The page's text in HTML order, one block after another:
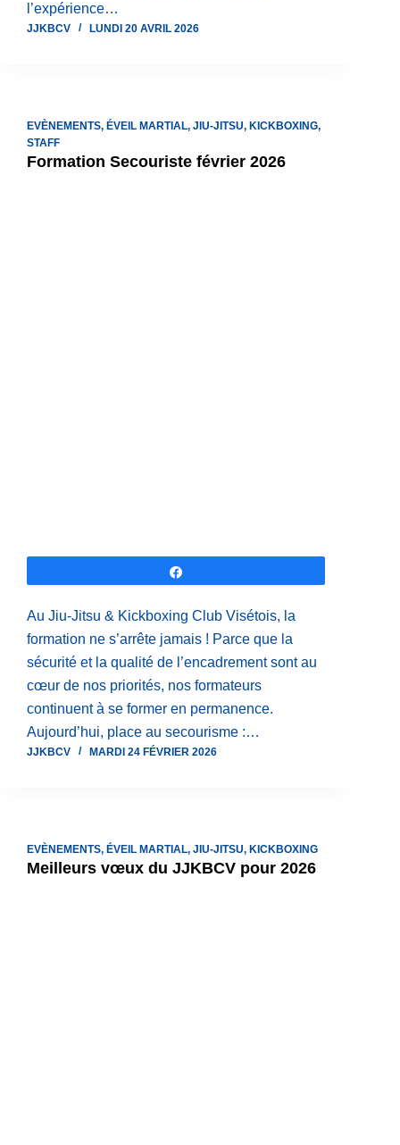
l’expérience…
JJKBCV LUNDI 20 AVRIL 2026
EVÈNEMENTS, ÉVEIL MARTIAL, JIU-JITSU, KICKBOXING,
STAFF
Formation Secouriste février 2026
Au Jiu-Jitsu & Kickboxing Club Visétois, la
formation ne s’arrête jamais ! Parce que la
sécurité et la qualité de l’encadrement sont au
cœur de nos priorités, nos formateurs
continuent à se former en permanence.
Aujourd’hui, place au secourisme :…
JJKBCV MARDI 24 FÉVRIER 2026
EVÈNEMENTS, ÉVEIL MARTIAL, JIU-JITSU, KICKBOXING
Meilleurs vœux du JJKBCV pour 2026